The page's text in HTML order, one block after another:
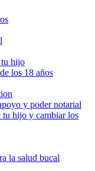
tu hijo
los 18 años
y poder notarial
tu hijo y cambiar los
la salud bucal